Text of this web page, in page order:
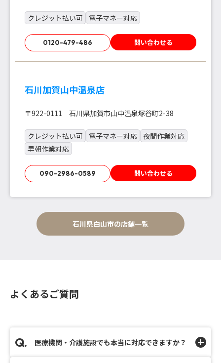
クレジット払い可 電子マネー対応
0120-479-486 問い合わせる
石川加賀山中温泉店
〒922-0111 石川県加賀市山中温泉塚谷町2-38
クレジット払い可 電子マネー対応
夜間作業対応
早朝作業対応
090-2986-0589 問い合わせる
石川県白山市の店舗一覧
よくあるご質問
医療機関・介護施設でも本当に対応できますか？